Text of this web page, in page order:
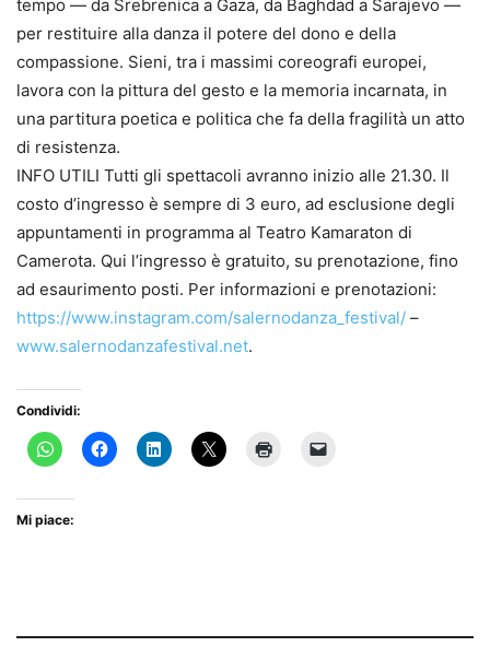
tempo — da Srebrenica a Gaza, da Baghdad a Sarajevo —
per restituire alla danza il potere del dono e della
compassione. Sieni, tra i massimi coreografi europei,
lavora con la pittura del gesto e la memoria incarnata, in
una partitura poetica e politica che fa della fragilità un atto
di resistenza.
INFO UTILI Tutti gli spettacoli avranno inizio alle 21.30. Il
costo d’ingresso è sempre di 3 euro, ad esclusione degli
appuntamenti in programma al Teatro Kamaraton di
Camerota. Qui l’ingresso è gratuito, su prenotazione, fino
ad esaurimento posti. Per informazioni e prenotazioni:
https://www.instagram.com/salernodanza_festival/ –
www.salernodanzafestival.net.
Condividi:
Mi piace: